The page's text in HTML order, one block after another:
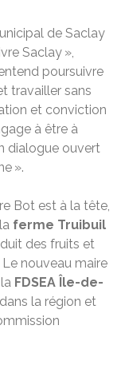
de Saclay
Saclay »,
poursuivre
travailler sans
et conviction
à être à
dialogue ouvert
».
Bot est à la tête,
ferme Truibuil
des fruits et
nouveau maire
FDSEA Île-de-
la région et